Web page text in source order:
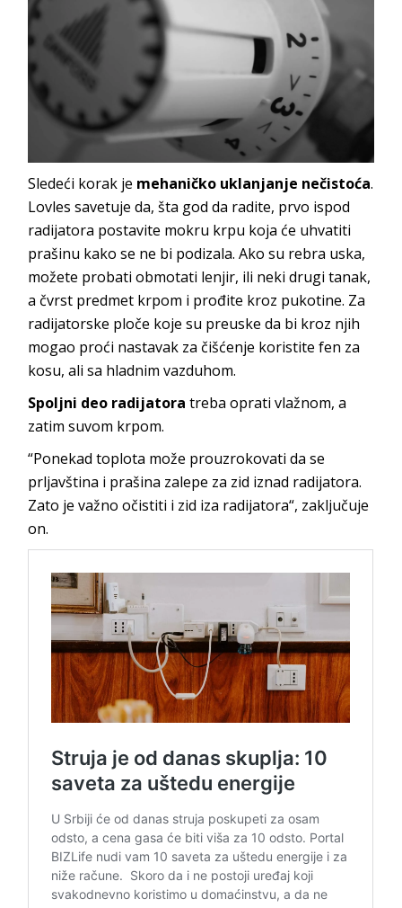
Sledeći korak je mehaničko uklanjanje nečistoća.
Lovles savetuje da, šta god da radite, prvo ispod
radijatora postavite mokru krpu koja će uhvatiti
prašinu kako se ne bi podizala. Ako su rebra uska,
možete probati obmotati lenjir, ili neki drugi tanak,
a čvrst predmet krpom i prođite kroz pukotine. Za
radijatorske ploče koje su preuske da bi kroz njih
mogao proći nastavak za čišćenje koristite fen za
kosu, ali sa hladnim vazduhom.
Spoljni deo radijatora treba oprati vlažnom, a
zatim suvom krpom.
“Ponekad toplota može prouzrokovati da se
prljavština i prašina zalepe za zid iznad radijatora.
Zato je važno očistiti i zid iza radijatora“, zaključuje
on.